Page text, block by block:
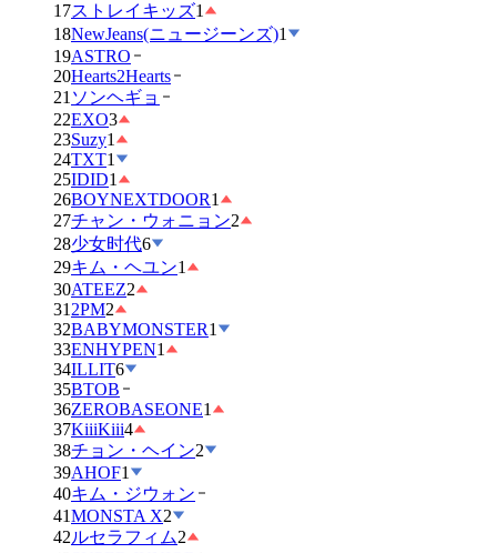
17ストレイキッズ1
18NewJeans(ニュージーンズ)1
19ASTRO
20Hearts2Hearts
21 ソンヘギョ
22EXO3
23Suzy1
24TXT1
25IDID1
26BOYNEXTDOOR1
27チャン・ウォニョン2
28少女时代6
29キム・ヘユン1
30ATEEZ2
31 2PM2
32BABYMONSTER1
33ENHYPEN1
34ILLIT6
35BTOB
36ZEROBASEONE1
37KiiiKiii4
38チョン・ヘイン2
39AHOF1
40キム・ジウォン
41MONSTA X2
42ルセラフィム2